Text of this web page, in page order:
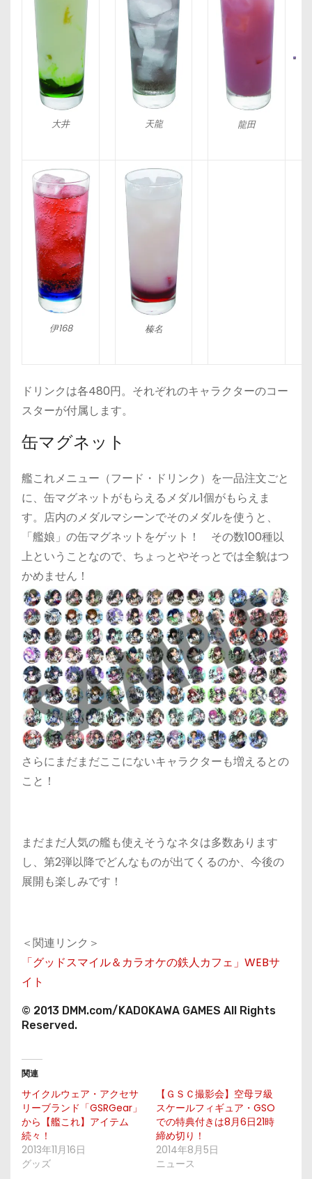
大井 天龍 龍田
伊168 榛名
ドリンクは各480円。それぞれのキャラクターのコー
スターが付属します。
缶マグネット
艦これメニュー（フード・ドリンク）を一品注文ごと
に、缶マグネットがもらえるメダル1個がもらえま
す。店内のメダルマシーンでそのメダルを使うと、
「艦娘」の缶マグネットをゲット！ その数100種以
上ということなので、ちょっとやそっとでは全貌はつ
かめません！
さらにまだまだここにないキャラクターも増えるとの
こと！
まだまだ人気の艦も使えそうなネタは多数あります
し、第2弾以降でどんなものが出てくるのか、今後の
展開も楽しみです！
＜関連リンク＞
「グッドスマイル＆カラオケの鉄人カフェ」WEBサ
イト
© 2013 DMM.com/KADOKAWA GAMES All Rights
Reserved.
関連
サイクルウェア・アクセサ
リーブランド「GSRGear」
から【艦これ】アイテム
続々！
2013年11月16日
グッズ
【ＧＳＣ撮影会】空母ヲ級
スケールフィギュア・GSO
での特典付きは8月6日21時
締め切り！
2014年8月5日
ニュース